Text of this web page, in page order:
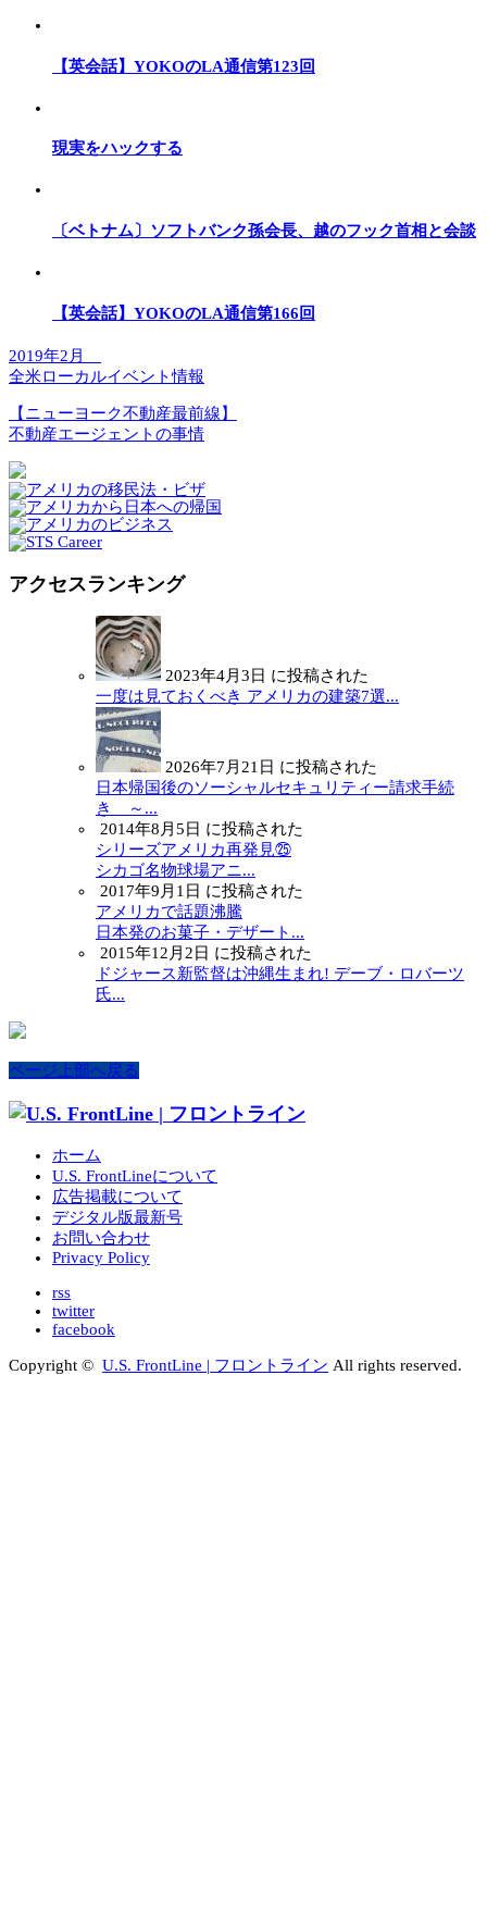
【英会話】YOKOのLA通信第123回
現実をハックする
〔ベトナム〕ソフトバンク孫会長、越のフック首相と会談
【英会話】YOKOのLA通信第166回
2019年2月
全米ローカルイベント情報
【ニューヨーク不動産最前線】
不動産エージェントの事情
アクセスランキング
2023年4月3日 に投稿された
一度は見ておくべき アメリカの建築7選...
2026年7月21日 に投稿された
日本帰国後のソーシャルセキュリティー請求手続
き ～...
2014年8月5日 に投稿された
シリーズアメリカ再発見㉕
シカゴ名物球場アニ...
2017年9月1日 に投稿された
アメリカで話題沸騰
日本発のお菓子・デザート...
2015年12月2日 に投稿された
ドジャース新監督は沖縄生まれ! デーブ・ロバーツ
氏...
ページ上部へ戻る
ホーム
U.S. FrontLineについて
広告掲載について
デジタル版最新号
お問い合わせ
Privacy Policy
rss
twitter
facebook
Copyright © U.S. FrontLine | フロントライン All rights reserved.